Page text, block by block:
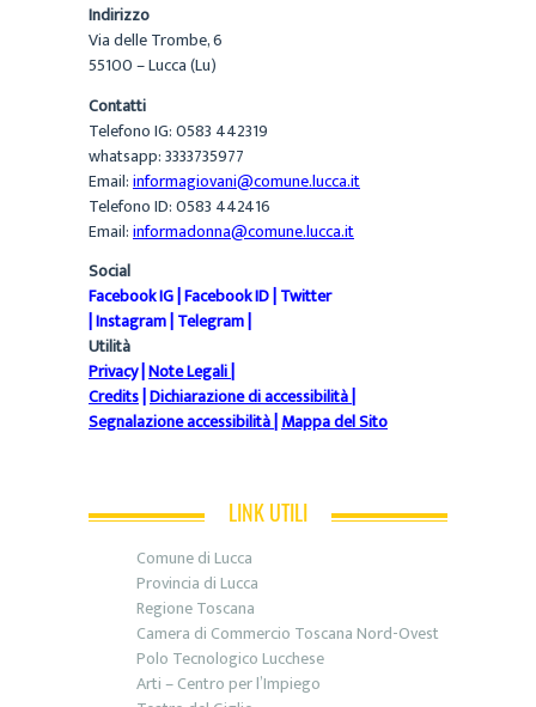
Indirizzo
Via delle Trombe, 6
55100 – Lucca (Lu)
Contatti
Telefono IG: 0583 442319
whatsapp: 3333735977
Email:informagiovani@comune.lucca.it
Telefono ID: 0583 442416
Email:informadonna@comune.lucca.it
Social
Facebook IG|Facebook ID|Twitter
|Instagram|Telegram|
Utilità
Privacy|Note Legali|
Credits|Dichiarazione di accessibilità|
Segnalazione accessibilità|Mappa del Sito
LINK UTILI
Comune di Lucca
Provincia di Lucca
Regione Toscana
Camera di Commercio Toscana Nord-Ovest
Polo Tecnologico Lucchese
Arti – Centro per l’Impiego